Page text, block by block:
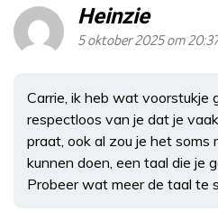
Heinzie
5 oktober 2025 om
Carrie, ik heb wat voorstukje
respectloos van je dat je
praat, ook al zou je het soms
kunnen doen, een taal die je
Probeer wat meer de taal te